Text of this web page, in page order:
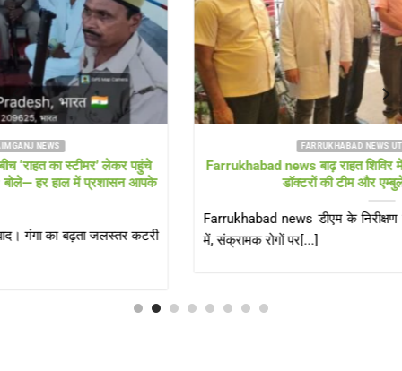
Farrukhabad news बाढ़ राहत शिविर में ‘हेल्थ अलर्ट’! सीएमओ खुद पहुंचे,
डॉक्टरों की टीम और एम्बुलेंस 24 घंटे तैनात
Farrukhabad news डीएम के निरीक्षण के बाद स्वास्थ्य विभाग एक्शन मोड
में, संक्रामक रोगों पर[...]